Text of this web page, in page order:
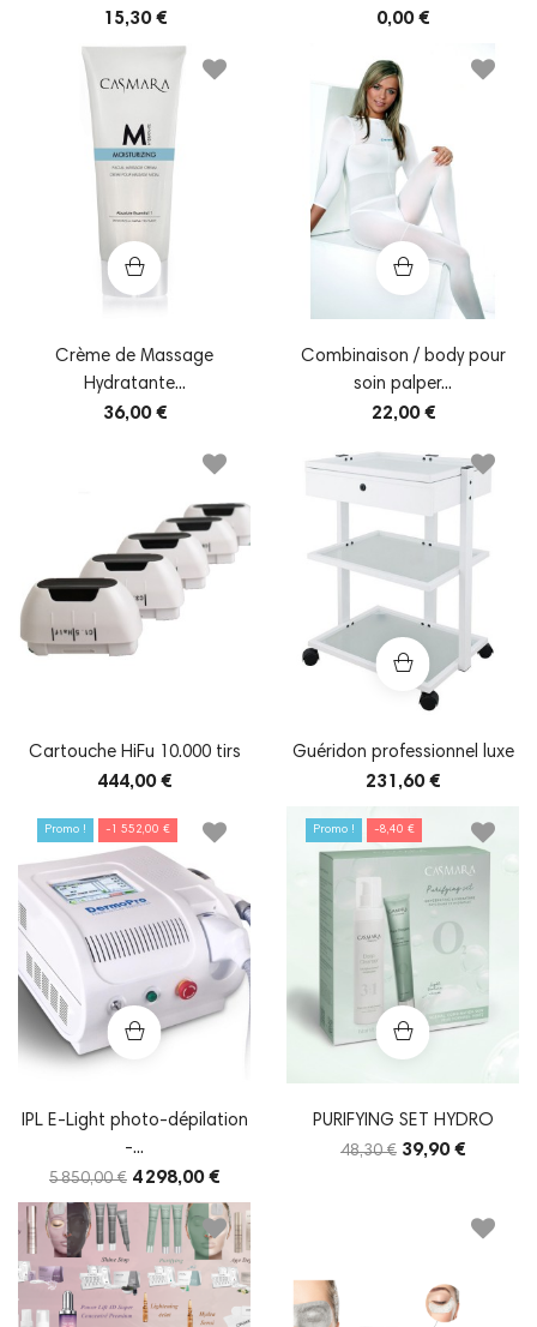
15,30 € 0,00 €
Crème de Massage
Hydratante...
36,00 €
Combinaison / body pour
soin palper...
22,00 €
Cartouche HiFu 10.000 tirs
444,00 €
Guéridon professionnel luxe
231,60 €
Promo ! -1 552,00 €
IPL E-Light photo-dépilation
-...
5 850,00 € 4 298,00 €
Promo ! -8,40 €
PURIFYING SET HYDRO
48,30 € 39,90 €